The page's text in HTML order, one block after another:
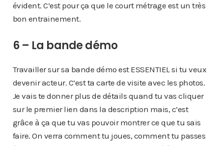
évident. C’est pour ça que le court métrage est un très
bon entrainement.
6 – La bande démo
Travailler sur sa bande démo est ESSENTIEL si tu veux
devenir acteur. C’est ta carte de visite avec les photos.
Je vais te donner plus de détails quand tu vas cliquer
sur le premier lien dans la description mais, c’est
grâce à ça que tu vas pouvoir montrer ce que tu sais
faire. On verra comment tu joues, comment tu passes